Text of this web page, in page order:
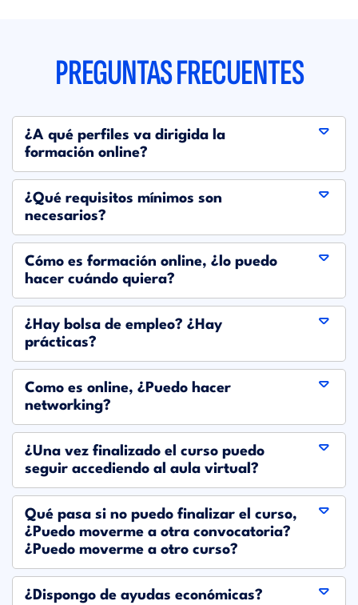
PREGUNTAS FRECUENTES
¿A qué perfiles va dirigida la
formación online?
¿Qué requisitos mínimos son
necesarios?
Cómo es formación online, ¿lo puedo
hacer cuándo quiera?
¿Hay bolsa de empleo? ¿Hay
prácticas?
Como es online, ¿Puedo hacer
networking?
¿Una vez finalizado el curso puedo
seguir accediendo al aula virtual?
Qué pasa si no puedo finalizar el curso,
¿Puedo moverme a otra convocatoria?
¿Puedo moverme a otro curso?
¿Dispongo de ayudas económicas?